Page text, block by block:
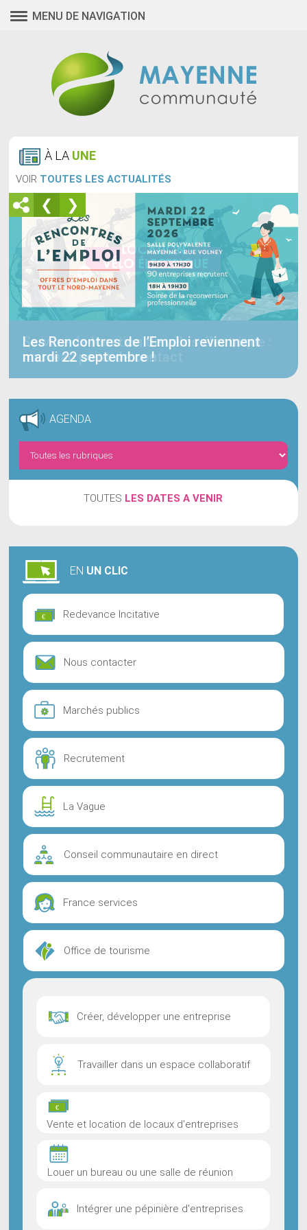
MENU DE NAVIGATION
À LA UNE
VOIR TOUTES LES ACTUALITÉS
❮ ❯
Les Rencontres de l’Emploi reviennent
mardi 22 septembre !
AGENDA
TOUTES LES DATES A VENIR
EN UN CLIC
Redevance Incitative
Nous contacter
Marchés publics
Recrutement
La Vague
Conseil communautaire en direct
France services
Office de tourisme
Créer, développer une entreprise
Travailler dans un espace collaboratif
Vente et location de locaux d'entreprises
Louer un bureau ou une salle de réunion
Intégrer une pépinière d'entreprises